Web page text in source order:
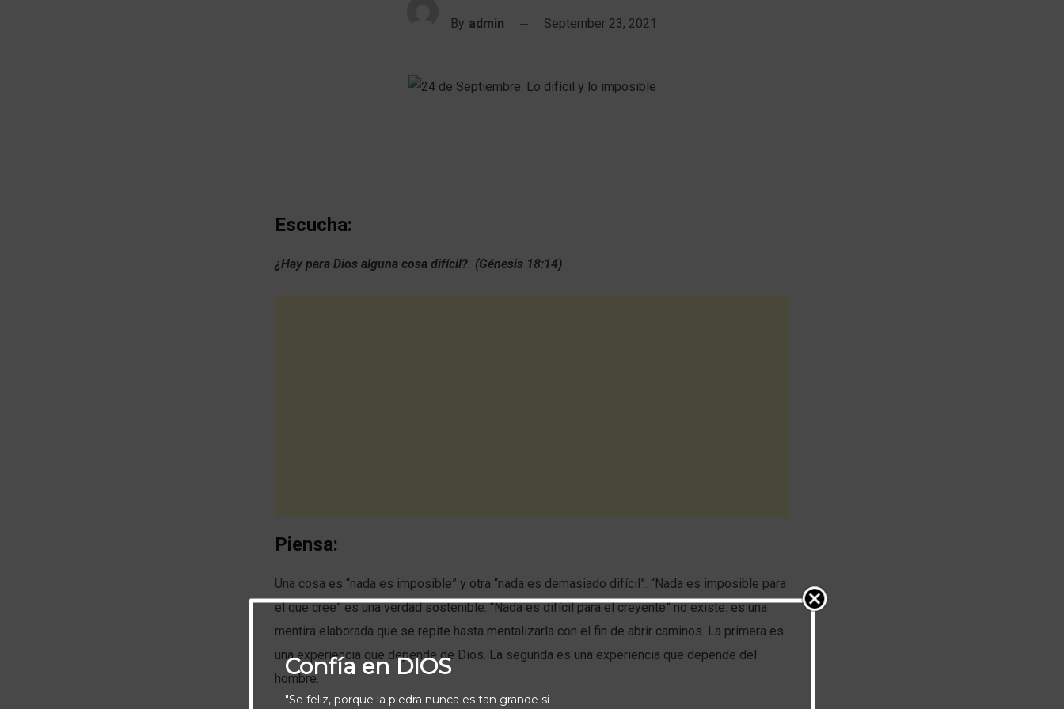
By admin September 23, 2021
Escucha:
¿Hay para Dios alguna cosa difícil?. (Génesis 18:14)
Piensa:
Una cosa es “nada es imposible” y otra “nada es demasiado difícil”. “Nada es imposible para
el que cree” es una verdad sostenible. “Nada es difícil para el creyente” no existe: es una
mentira elaborada que se repite hasta mentalizarla con el fin de abrir caminos. La primera es
una experiencia que depende de Dios. La segunda es una experiencia que depende del
hombre.
Confía en DIOS
"Se feliz, porque la piedra nunca es tan grande si